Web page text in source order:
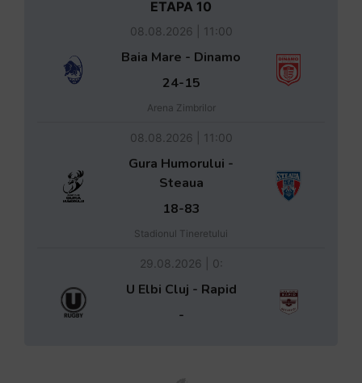
ETAPA 10
08.08.2026 | 11:00
Baia Mare - Dinamo
24-15
Arena Zimbrilor
08.08.2026 | 11:00
Gura Humorului -
Steaua
18-83
Stadionul Tineretului
29.08.2026 | 0:
U Elbi Cluj - Rapid
-